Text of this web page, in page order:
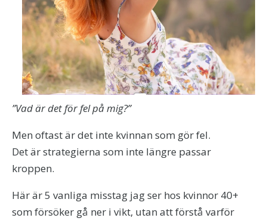
”Vad är det för fel på mig?”
Men oftast är det inte kvinnan som gör fel.
Det är strategierna som inte längre passar
kroppen.
Här är 5 vanliga misstag jag ser hos kvinnor 40+
som försöker gå ner i vikt, utan att förstå varför